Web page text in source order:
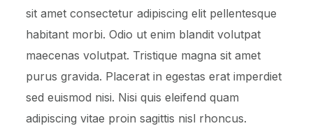
sit amet consectetur adipiscing elit pellentesque
habitant morbi. Odio ut enim blandit volutpat
maecenas volutpat. Tristique magna sit amet
purus gravida. Placerat in egestas erat imperdiet
sed euismod nisi. Nisi quis eleifend quam
adipiscing vitae proin sagittis nisl rhoncus.